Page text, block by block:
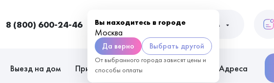
8 (800) 600-24-46 Вы находитесь в городе
Москва
Да верно Выбрать другой
От выбранного города зависят цены и
способы оплаты
Москва Пациентам
Выезд на дом Приём врачей Адреса